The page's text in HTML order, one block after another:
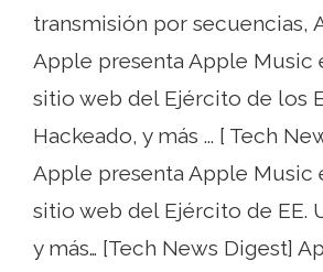
transmisión por secuencias,
Apple presenta Apple Music
sitio web del Ejército de los
Hackeado, y más ... [ Tech
Apple presenta Apple Music
sitio web del Ejército de EE.
y más… [Tech News Digest]